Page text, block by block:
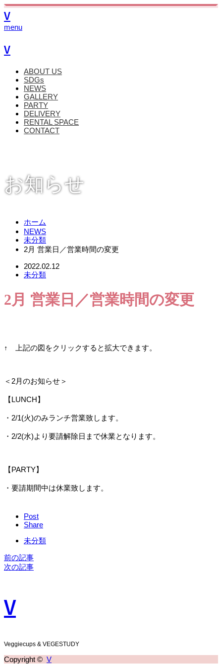
V
menu
V
ABOUT US
SDGs
NEWS
GALLERY
PARTY
DELIVERY
RENTAL SPACE
CONTACT
お知らせ
ホーム
NEWS
未分類
2月 営業日／営業時間の変更
2022.02.12
未分類
2月 営業日／営業時間の変更
↑ 上記の図をクリックすると拡大できます。
＜2月のお知らせ＞
【LUNCH】
・2/1(火)のみランチ営業致します。
・2/2(水)より要請解除日まで休業となります。
【PARTY】
・要請期間中は休業致します。
Post
Share
未分類
前の記事
次の記事
V
Veggiecups & VEGESTUDY
Copyright © V